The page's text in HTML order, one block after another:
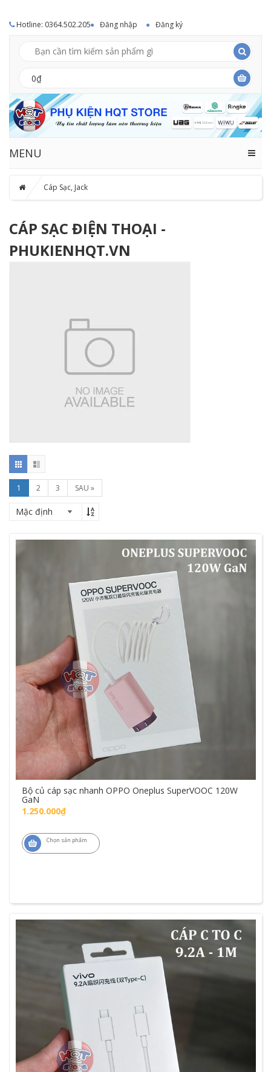
Hotline: 0364.502.205 Đăng nhập Đăng ký
0₫
MENU
Cáp Sạc, Jack
CÁP SẠC ĐIỆN THOẠI -
PHUKIENHQT.VN
1 2 3 SAU »
Bộ củ cáp sạc nhanh OPPO Oneplus SuperVOOC 120W
GaN
1.250.000₫
Chọn sản phẩm